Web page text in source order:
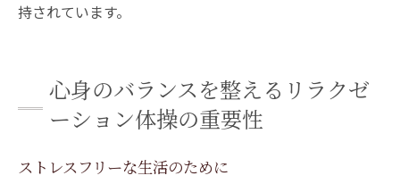
持されています。
心身のバランスを整えるリラクゼ
ーション体操の重要性
ストレスフリーな生活のために